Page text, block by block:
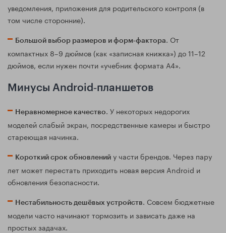
уведомления, приложения для родительского контроля (в
том числе сторонние).
Большой выбор размеров и форм‑фактора. От
компактных 8–9 дюймов (как «записная книжка») до 11–12
дюймов, если нужен почти «учебник формата А4».
Минусы Android‑планшетов
Неравномерное качество. У некоторых недорогих
моделей слабый экран, посредственные камеры и быстро
стареющая начинка.
Короткий срок обновлений у части брендов. Через пару
лет может перестать приходить новая версия Android и
обновления безопасности.
Нестабильность дешёвых устройств. Совсем бюджетные
модели часто начинают тормозить и зависать даже на
простых задачах.